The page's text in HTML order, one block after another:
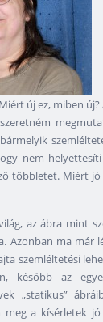
új ez, miben
nem
többletet. Miért
az ábra mint
Azonban ma már
szemléltetési
később az
„statikus”
a kísérletek